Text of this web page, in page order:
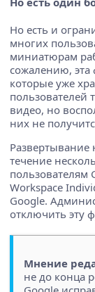
Но есть и
многих
миниатюрам
сожалению, эта
которые уже
пользователей
видео, но
них не
течение
пользователям
Workspace
Google.
отключить эту
Мнение
не до конца